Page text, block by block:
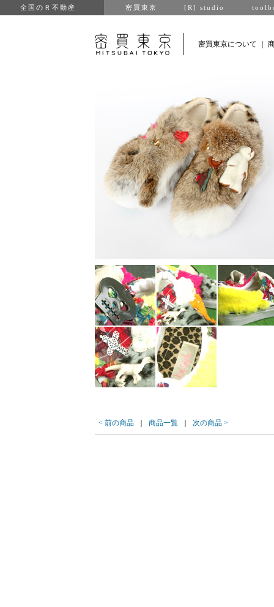
全国のＲ不動産 密買東京 [R] studio
密買東京について
< 前の商品 ｜ 商品一覧 ｜ 次の商品 >